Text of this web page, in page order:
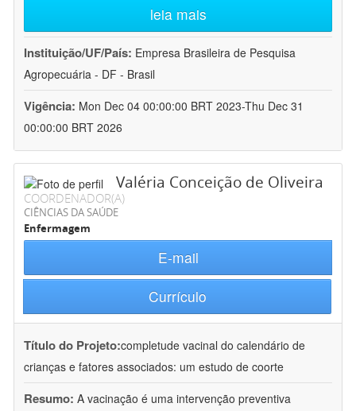
leia mais
Instituição/UF/País: Empresa Brasileira de Pesquisa
Agropecuária - DF - Brasil
Vigência: Mon Dec 04 00:00:00 BRT 2023-Thu Dec 31
00:00:00 BRT 2026
Valéria Conceição de Oliveira
COORDENADOR(A)
CIÊNCIAS DA SAÚDE
Enfermagem
E-mail
Currículo
Título do Projeto:completude vacinal do calendário de
crianças e fatores associados: um estudo de coorte
Resumo: A vacinação é uma intervenção preventiva